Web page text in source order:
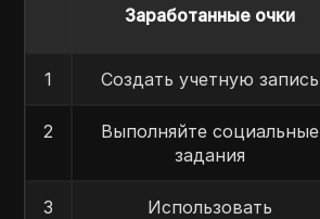
Заработанные очки
1 Создать учетную запись
2
Выполняйте социальные
задания
3
Использовать